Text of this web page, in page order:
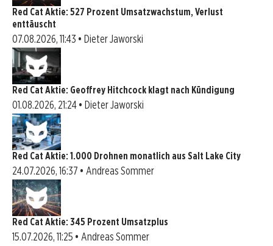
Red Cat Aktie: 527 Prozent Umsatzwachstum, Verlust
enttäuscht
07.08.2026, 11:43 • Dieter Jaworski
Red Cat Aktie: Geoffrey Hitchcock klagt nach Kündigung
01.08.2026, 21:24 • Dieter Jaworski
Red Cat Aktie: 1.000 Drohnen monatlich aus Salt Lake City
24.07.2026, 16:37 • Andreas Sommer
Red Cat Aktie: 345 Prozent Umsatzplus
15.07.2026, 11:25 • Andreas Sommer